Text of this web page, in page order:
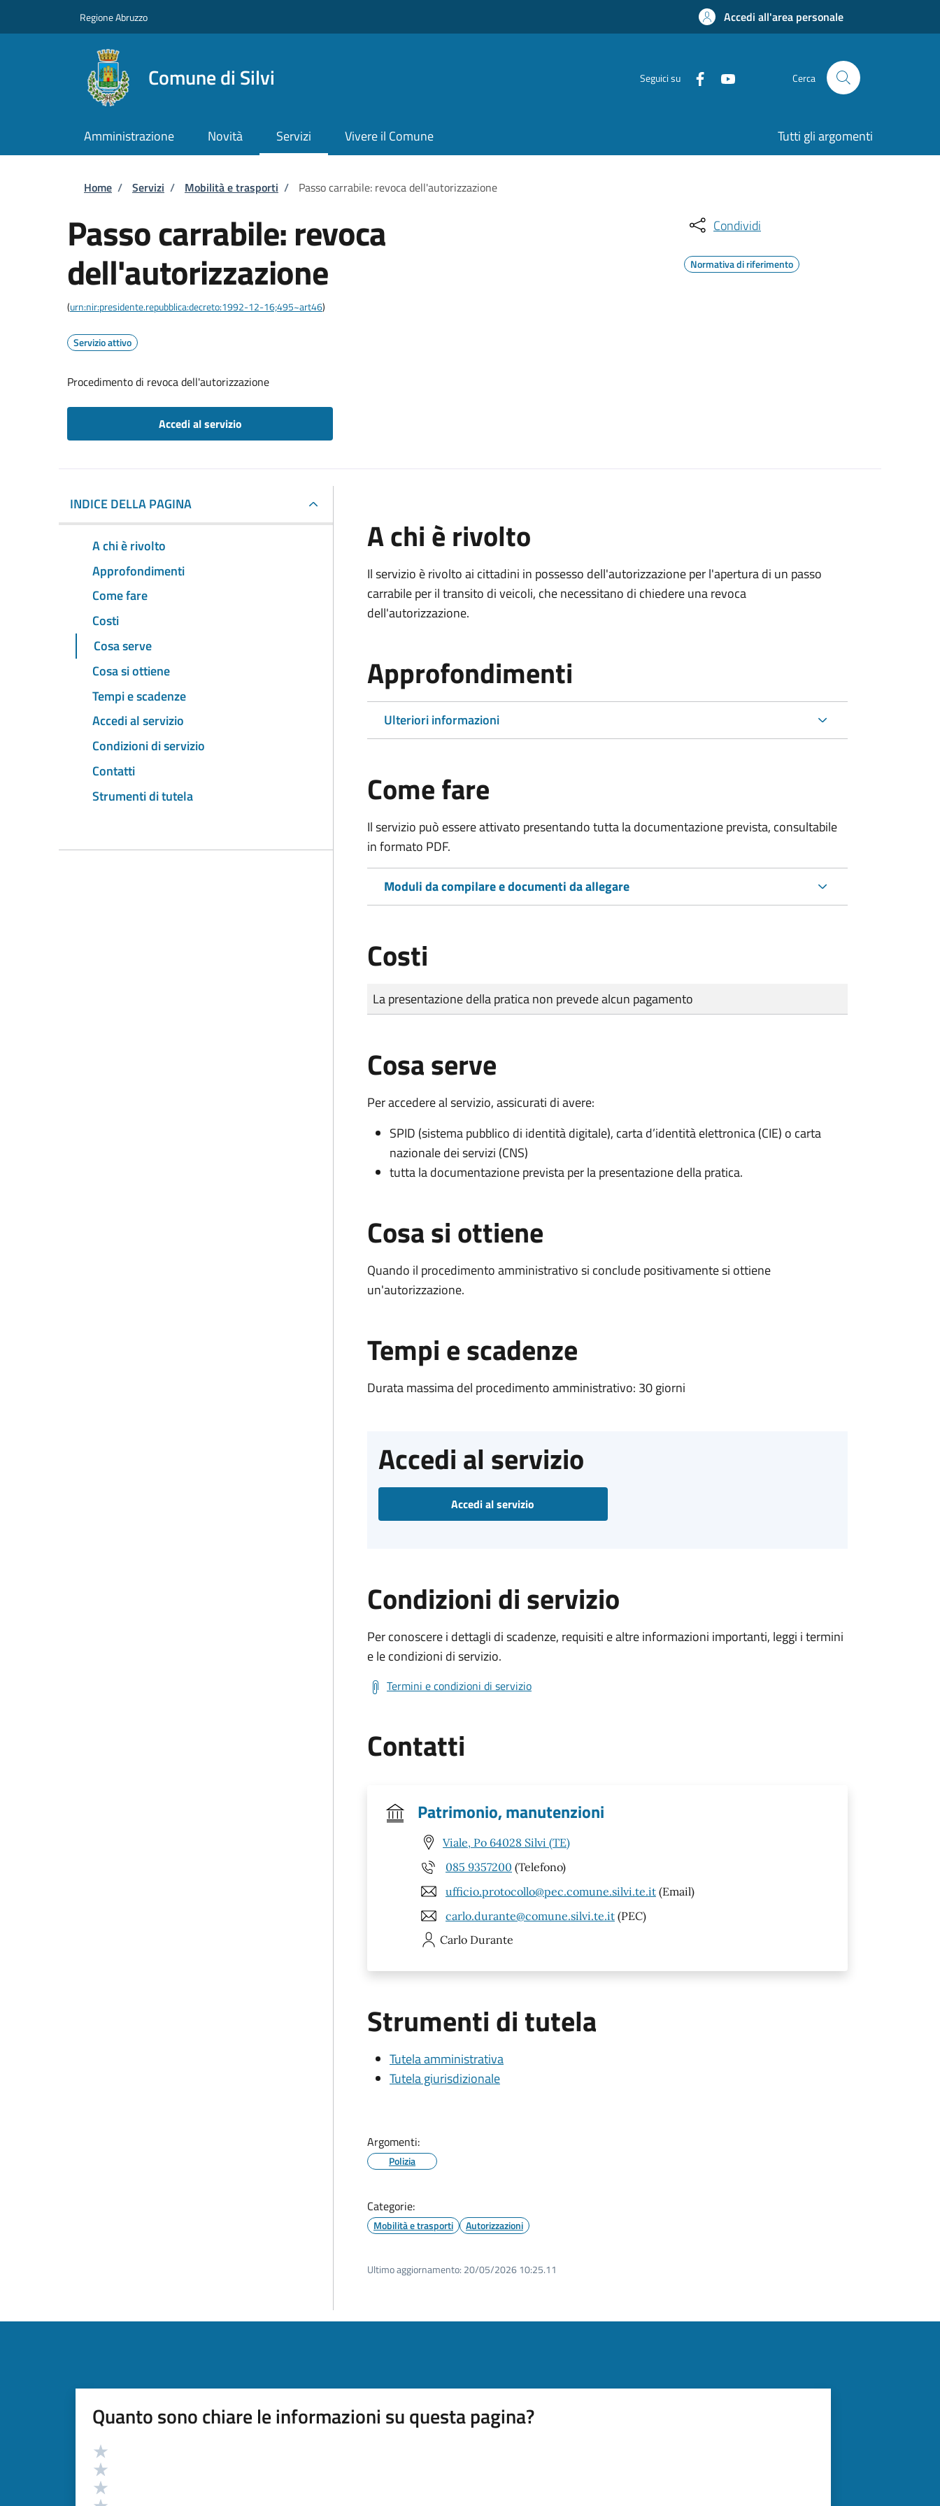
Regione Abruzzo Accedi all'area personale
Comune di Silvi Seguici su Cerca
Amministrazione Novità Servizi Vivere il Comune Tutti gli argomenti
Briciole di pane
Home / Servizi / Mobilità e trasporti / Passo carrabile: revoca dell'autorizzazione
Passo carrabile: revoca
dell'autorizzazione
(urn:nir:presidente.repubblica:decreto:1992-12-16;495~art46)
Servizio attivo
Procedimento di revoca dell'autorizzazione
Accedi al servizio
Condividi
Normativa di riferimento
INDICE DELLA PAGINA
A chi è rivolto
Approfondimenti
Come fare
Costi
Cosa serve
Cosa si ottiene
Tempi e scadenze
Accedi al servizio
Condizioni di servizio
Contatti
Strumenti di tutela
A chi è rivolto
Il servizio è rivolto ai cittadini in possesso dell'autorizzazione per l'apertura di un passo
carrabile per il transito di veicoli, che necessitano di chiedere una revoca
dell'autorizzazione.
Approfondimenti
Ulteriori informazioni
Come fare
Il servizio può essere attivato presentando tutta la documentazione prevista, consultabile
in formato PDF.
Moduli da compilare e documenti da allegare
Costi
Tipo di pagamento
Importo
La presentazione della pratica non prevede alcun pagamento
Cosa serve
Per accedere al servizio, assicurati di avere:
SPID (sistema pubblico di identità digitale), carta d’identità elettronica (CIE) o carta
nazionale dei servizi (CNS)
tutta la documentazione prevista per la presentazione della pratica.
Cosa si ottiene
Quando il procedimento amministrativo si conclude positivamente si ottiene
un'autorizzazione.
Tempi e scadenze
Durata massima del procedimento amministrativo: 30 giorni
Accedi al servizio
Accedi al servizio
Condizioni di servizio
Per conoscere i dettagli di scadenze, requisiti e altre informazioni importanti, leggi i termini
e le condizioni di servizio.
Termini e condizioni di servizio
Contatti
Patrimonio, manutenzioni
Viale, Po 64028 Silvi (TE)
085 9357200 (Telefono)
ufficio.protocollo@pec.comune.silvi.te.it (Email)
carlo.durante@comune.silvi.te.it (PEC)
Carlo Durante
Strumenti di tutela
Tutela amministrativa
Tutela giurisdizionale
Argomenti:
Polizia
Categorie:
Mobilità e trasporti Autorizzazioni
Ultimo aggiornamento: 20/05/2026 10:25.11
Quanto sono chiare le informazioni su questa pagina?
Valutazione